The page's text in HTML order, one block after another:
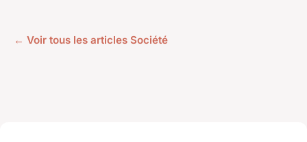
← Voir tous les articles Société